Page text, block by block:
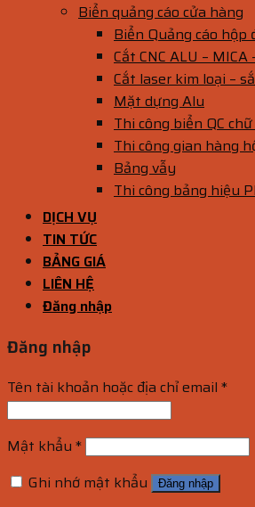
Biển quảng cáo cửa hàng
Biển Quảng cáo hộp
Cắt CNC ALU – MICA
Cắt laser kim loại –
Mặt dựng Alu
Thi công biển QC
Thi công gian hàng
Bảng vẫy
Thi công bảng hiệu
DỊCH VỤ
TIN TỨC
BẢNG GIÁ
LIÊN HỆ
Đăng nhập
Đăng nhập
Tên tài khoản hoặc địa chỉ email *
Mật khẩu *
Ghi nhớ mật khẩu
Đăng nhập